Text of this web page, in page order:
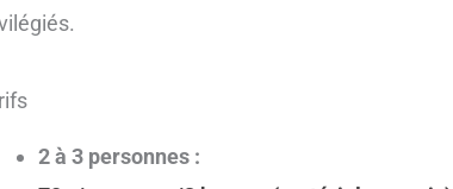
2 à 3 personnes :